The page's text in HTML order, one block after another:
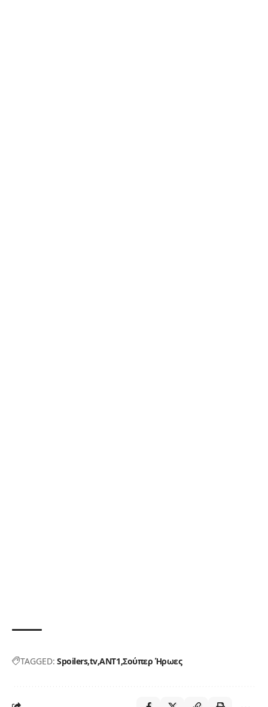
TAGGED: SpoilerstvΑΝΤ1 Σούπερ Ήρωες